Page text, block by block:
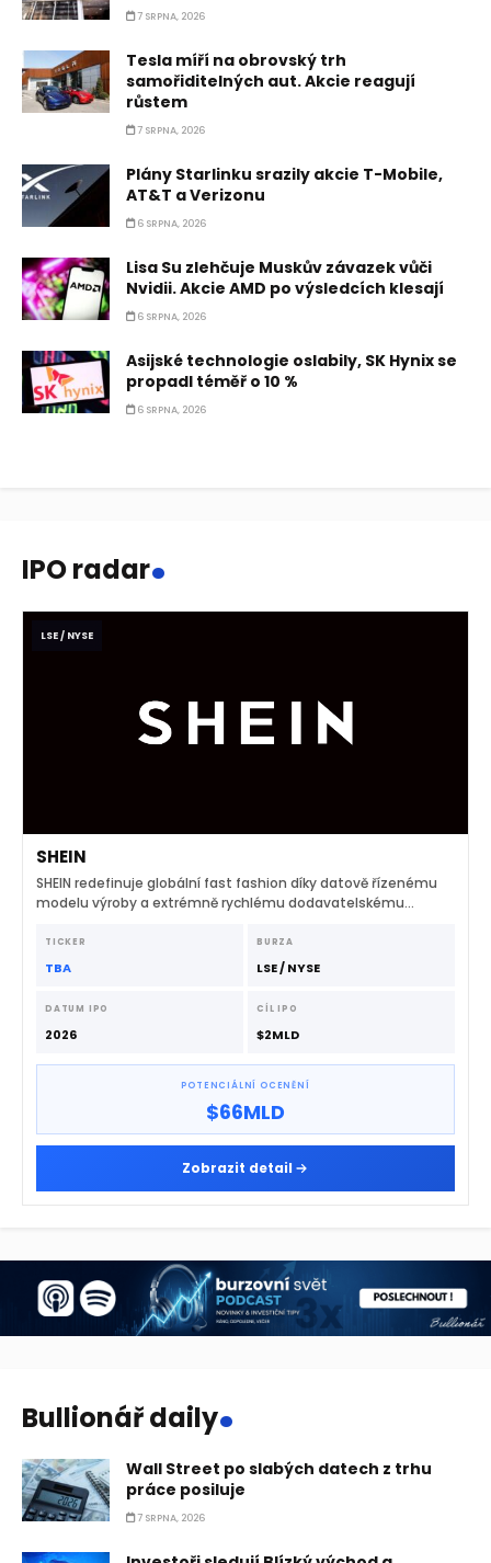
7 SRPNA, 2026
Tesla míří na obrovský trh
samořiditelných aut. Akcie reagují
růstem
7 SRPNA, 2026
Plány Starlinku srazily akcie T-Mobile,
AT&T a Verizonu
6 SRPNA, 2026
Lisa Su zlehčuje Muskův závazek vůči
Nvidii. Akcie AMD po výsledcích klesají
6 SRPNA, 2026
Asijské technologie oslabily, SK Hynix se
propadl téměř o 10 %
6 SRPNA, 2026
IPO radar.
LSE / NYSE
SHEIN
SHEIN redefinuje globální fast fashion díky datově řízenému
modelu výroby a extrémně rychlému dodavatelskému
TICKER
TBA
BURZA
LSE / NYSE
DATUM IPO
2026
CÍL IPO
$2MLD
POTENCIÁLNÍ OCENĚNÍ
$66MLD
Zobrazit detail
Bullionář daily.
Wall Street po slabých datech z trhu
práce posiluje
7 SRPNA, 2026